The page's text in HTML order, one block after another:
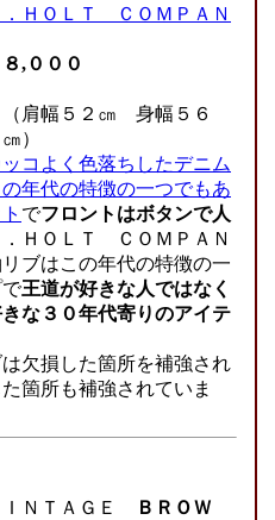
ＨＯＬＴ ＣＯＭＰＡＮ
,０００
肩幅５２㎝ 身幅５６
）
ッコよく色落ちしたデニム
年代の特徴の一つでもあ
でフロントはボタンで人
ＨＯＬＴ ＣＯＭＰＡＮ
ブはこの年代の特徴の一
王道が好きな人ではなく
な３０年代寄りのアイテ
欠損した箇所を補強され
箇所も補強されていま
ＩＮＴＡＧＥ
ＢＲＯＷ